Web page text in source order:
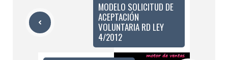
MODELO SOLICITUD DE
ACEPTACIÓN
VOLUNTARIA RD LEY
4/2012